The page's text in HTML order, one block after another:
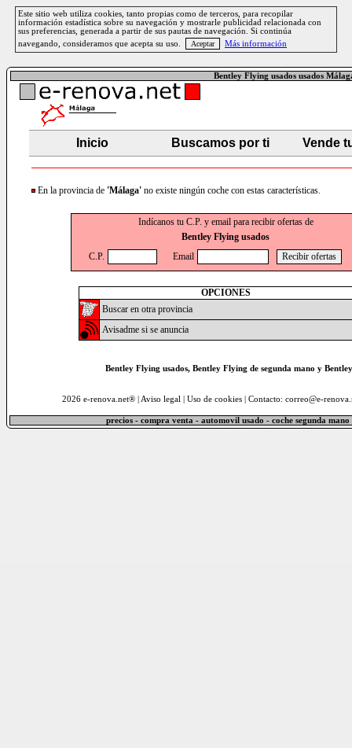
Este sitio web utiliza cookies, tanto propias como de terceros, para recopilar
información estadística sobre su navegación y mostrarle publicidad relacionada con
sus preferencias, generada a partir de sus pautas de navegación. Si continúa
navegando, consideramos que acepta su uso.
Más información
Bentley Flying usados usados
Inicio Buscamos por ti Vende
En la provincia de 'Málaga' no existe ningún coche con estas características.
Indícanos tu C.P. y email para recibir ofertas de
Bentley Flying usados
C.P.
Email
OPCIONES
Buscar en otra provincia
Avisadme si se anuncia
Bentley Flying usados, Bentley Flying de segunda mano y
2026 e-renova.net® | Aviso legal Uso de cookies| Contacto: correo@e-
precios - compra venta - automovil usado - coche segunda mano